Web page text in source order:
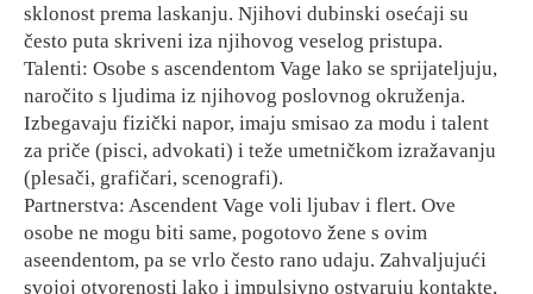
sklonost prema laskanju. Njihovi dubinski osećaji su
često puta skriveni iza njihovog veselog pristupa.
Talenti: Osobe s ascendentom Vage lako se sprijateljuju,
naročito s ljudima iz njihovog poslovnog okruženja.
Izbegavaju fizički napor, imaju smisao za modu i talent
za priče (pisci, advokati) i teže umetničkom izražavanju
(plesači, grafičari, scenografi).
Partnerstva: Ascendent Vage voli ljubav i flert. Ove
osobe ne mogu biti same, pogotovo žene s ovim
aseendentom, pa se vrlo često rano udaju. Zahvaljujući
svojoj otvorenosti lako i impulsivno ostvaruju kontakte,